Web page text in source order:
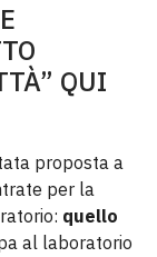
QUI
proposta a
per la
quello
al laboratorio